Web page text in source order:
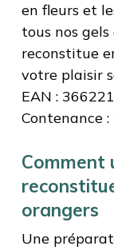
en fleurs et
tous nos
reconstitue
votre plaisir
EAN :
Contenance
Comment
orangers
Une